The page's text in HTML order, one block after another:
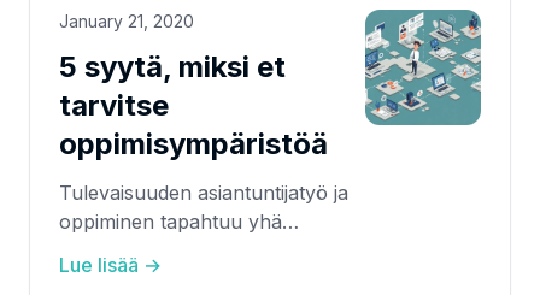
January 21, 2020
5 syytä, miksi et
tarvitse
oppimisympäristöä
Tulevaisuuden asiantuntijatyö ja
oppiminen tapahtuu yhä
verkostoissa ja vähemmän
Lue lisää →